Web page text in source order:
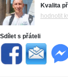
Kvalita
hodnotit
Sdílet s přáteli